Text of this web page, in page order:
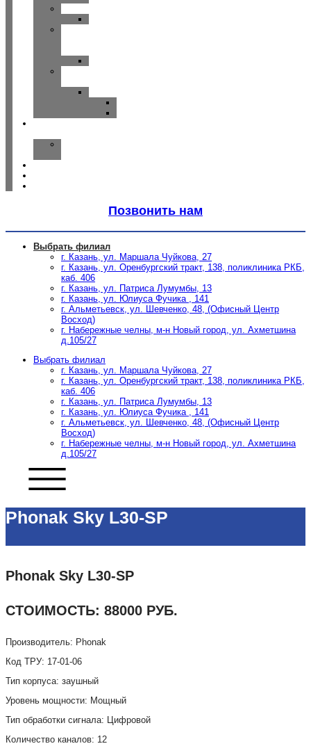
Позвонить нам
Выбрать филиал
г. Казань, ул. Маршала Чуйкова, 27
г. Казань, ул. Оренбургский тракт, 138, поликлиника РКБ,
каб. 406
г. Казань, ул. Патриса Лумумбы, 13
г. Казань, ул. Юлиуса Фучика , 141
г. Альметьевск, ул. Шевченко, 48, (Офисный Центр
Восход)
г. Набережные челны, м-н Новый город, ул. Ахметшина
д.105/27
Выбрать филиал
г. Казань, ул. Маршала Чуйкова, 27
г. Казань, ул. Оренбургский тракт, 138, поликлиника РКБ,
каб. 406
г. Казань, ул. Патриса Лумумбы, 13
г. Казань, ул. Юлиуса Фучика , 141
г. Альметьевск, ул. Шевченко, 48, (Офисный Центр
Восход)
г. Набережные челны, м-н Новый город, ул. Ахметшина
д.105/27
Phonak Sky L30-SP
Phonak Sky L30-SP
СТОИМОСТЬ: 88000 РУБ.
Производитель: Phonak
Код ТРУ: 17-01-06
Тип корпуса: заушный
Уровень мощности: Мощный
Тип обработки сигнала: Цифровой
Количество каналов: 12